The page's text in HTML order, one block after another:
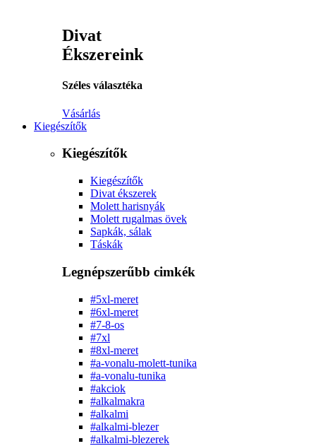
Divat
Ékszereink
Széles választéka
Vásárlás
Kiegészítők
Kiegészítők
Kiegészítők
Divat ékszerek
Molett harisnyák
Molett rugalmas övek
Sapkák, sálak
Táskák
Legnépszerűbb cimkék
#5xl-meret
#6xl-meret
#7-8-os
#7xl
#8xl-meret
#a-vonalu-molett-tunika
#a-vonalu-tunika
#akciok
#alkalmakra
#alkalmi
#alkalmi-blezer
#alkalmi-blezerek